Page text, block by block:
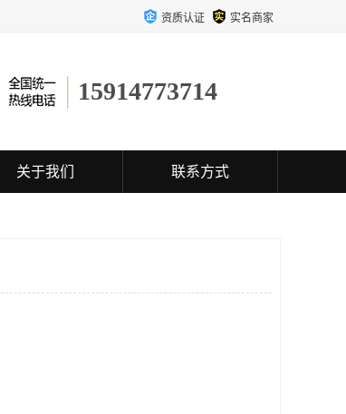
资质认证 实名商家
15914773714
关于我们 联系方式